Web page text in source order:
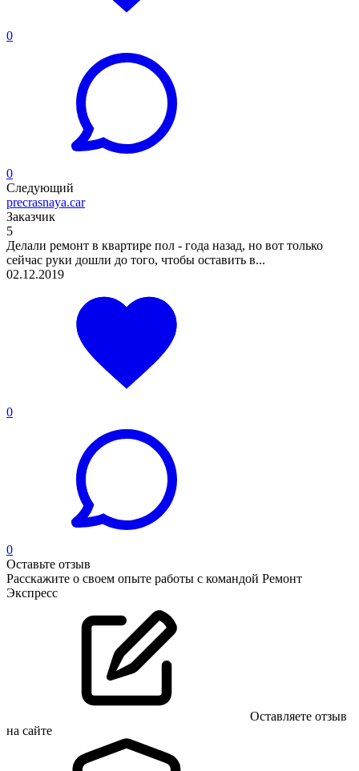
0
0
Следующий
precrasnaya.car
Заказчик
5
Делали ремонт в квартире пол - года назад, но вот только
сейчас руки дошли до того, чтобы оставить в...
02.12.2019
0
0
Оставьте отзыв
Расскажите о своем опыте работы с командой Ремонт
Экспресс
Оставляете отзыв
на сайте